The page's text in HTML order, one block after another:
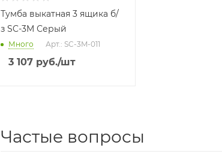
Тумба выкатная 3 ящика б/
з SC-3M Серый
Много Арт.: SC-3M-011
3 107 руб./шт
Частые вопросы